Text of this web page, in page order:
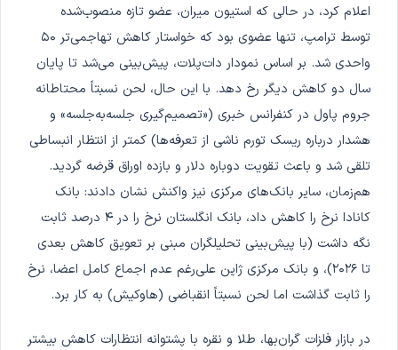
اعلام کرد، در حالی که استیون میران، عضو تازه منصوب‌شده
توسط ترامپ، تنها عضوی بود که خواستار کاهش تهاجمی‌تر ۵۰
واحدی شد. بر اساس نمودار دات‌پلات، پیش‌بینی می‌شد تا پایان
سال دو کاهش دیگر رخ دهد. با این حال، لحن نسبتاً محتاطانه
جروم پاول در کنفرانس خبری («تصمیم‌گیری جلسه‌به‌جلسه» و
هشدار درباره ریسک تورم ناشی از تعرفه‌ها) کمتر از انتظار انبساطی
تلقی شد و باعث تقویت دوباره دلار و بازده اوراق قرضه گردید.
هم‌زمان، سایر بانک‌های مرکزی نیز واکنش نشان دادند: بانک
کانادا نرخ را کاهش داد، بانک انگلستان نرخ را در ۴ درصد ثابت
نگه داشت (با پیش‌بینی تحلیلگران مبنی بر تعویق کاهش بعدی
تا ۲۰۲۶)، و بانک مرکزی ژاپن على‌رغم عدم اجماع کامل اعضا، نرخ
را ثابت گذاشت اما لحن نسبتاً انقباضی (هاوکیش) به کار برد.
در بازار فلزات گران‌بها، طلا و نقره با پشتوانه انتظارات کاهش بیشتر